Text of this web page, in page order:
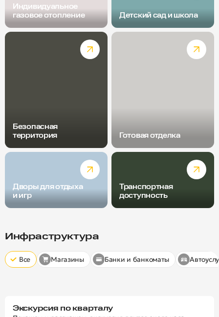
Индивидуальное
газовое отопление
Детский сад и школа
Безопасная
территория
Готовая отделка
Дворы для отдыха
и игр
Транспортная
доступность
Инфраструктура
Все Магазины Банки и банкоматы
Экскурсия по кварталу